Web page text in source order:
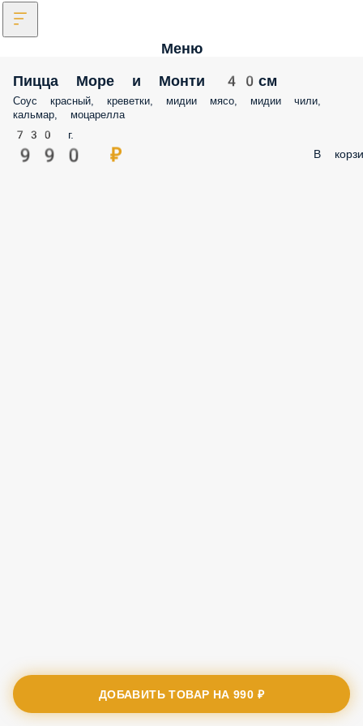
Меню
Пицца Море и Монти 40см
Соус красный, креветки, мидии мясо, мидии чили,
кальмар, моцарелла
730 г.
990 ₽ В
ДОБАВИТЬ ТОВАР НА990 ₽